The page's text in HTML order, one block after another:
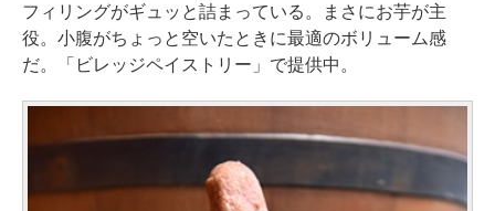
フィリングがギュッと詰まっている。まさにお芋が主
役。小腹がちょっと空いたときに最適のボリューム感
だ。「ビレッジペイストリー」で提供中。